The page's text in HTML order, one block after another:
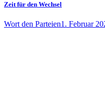
Zeit für den Wechsel
Wort den Parteien1. Februar